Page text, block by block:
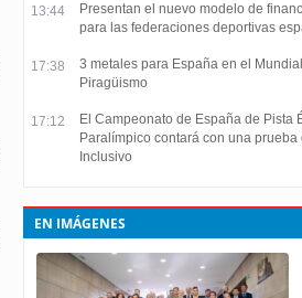
13:44
Presentan el nuevo modelo de
para las federaciones deportivas
17:38
3 metales para España en el
Piragüismo
17:12
El Campeonato de España de Pista
Paralímpico contará con una prueba
Inclusivo
EN IMÁGENES